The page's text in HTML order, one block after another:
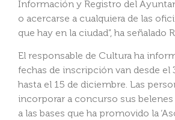
Información y Registro del
o acercarse a cualquiera de las
que hay en la ciudad”, ha señalado
El responsable de Cultura ha
fechas de inscripción van desde el
hasta el 15 de diciembre. Las
incorporar a concurso sus
a las bases que ha promovido la